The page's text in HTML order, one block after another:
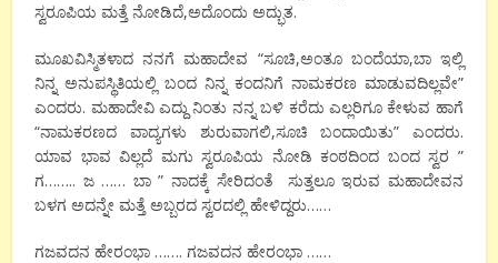
ಸ್ವರೂಪಿಯ ಮತ್ತೆ ನೋಡಿದೆ,ಅದೊಂದು ಅದ್ಭುತ.
ಮೂಖವಿಸ್ಮಿತಳಾದ ನನಗೆ ಮಹಾದೇವ “ಸೂಚಿ,ಅಂತೂ ಬಂದೆಯಾ,ಬಾ ಇಲ್ಲಿ
ನಿನ್ನ ಅನುಪಸ್ಥಿತಿಯಲ್ಲಿ ಬಂದ ನಿನ್ನ ಕಂದನಿಗೆ ನಾಮಕರಣ ಮಾಡುವದಿಲ್ಲವೇ”
ಎಂದರು. ಮಹಾದೇವಿ ಎದ್ದು ನಿಂತು ನನ್ನ ಬಳಿ ಕರೆದು ಎಲ್ಲರಿಗೂ ಕೇಳುವ ಹಾಗೆ
“ನಾಮಕರಣದ ವಾದ್ಯಗಳು ಶುರುವಾಗಲಿ,ಸೂಚಿ ಬಂದಾಯಿತು” ಎಂದರು.
ಯಾವ ಭಾವ ವಿಲ್ಲದೆ ಮಗು ಸ್ವರೂಪಿಯ ನೋಡಿ ಕಂಠದಿಂದ ಬಂದ ಸ್ವರ ”
ಗ…….. ಜ …… ಬಾ ” ನಾದಕ್ಕೆ ಸೇರಿದಂತೆ ಸುತ್ತಲೂ ಇರುವ ಮಹಾದೇವನ
ಬಳಗ ಅದನ್ನೇ ಮತ್ತೆ ಅಬ್ಬರದ ಸ್ವರದಲ್ಲಿ ಹೇಳಿದ್ದರು……
ಗಜವದನ ಹೇರಂಭಾ ……. ಗಜವದನ ಹೇರಂಭಾ ……